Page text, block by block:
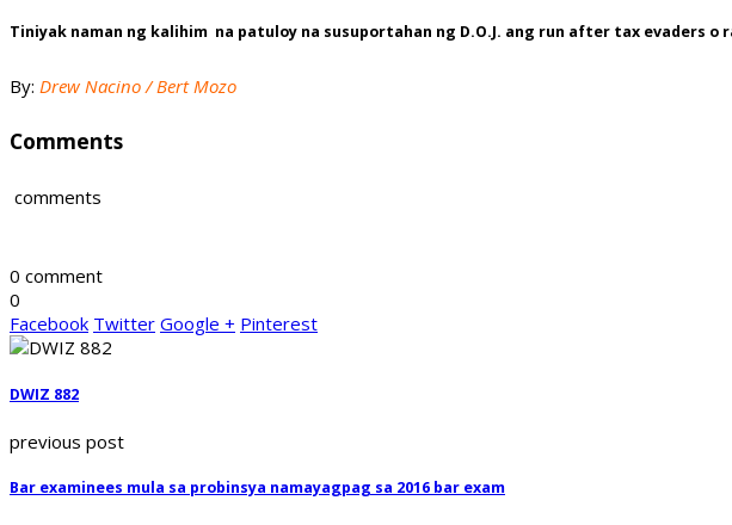
Tiniyak naman ng kalihim na patuloy na susuportahan ng D.O.J. ang run after tax evaders
By: Drew Nacino / Bert Mozo
Comments
comments
0 comment
0
Facebook Twitter Google + Pinterest
DWIZ 882
previous post
Bar examinees mula sa probinsya namayagpag sa 2016 bar exam